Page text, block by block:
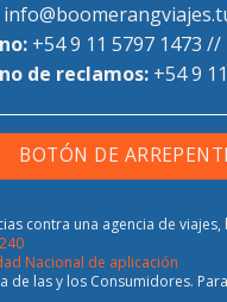
+54 9 11 5797 1473 //
de reclamos: +54 9
BOTÓN DE
contra una agencia de viajes,
Nacional de aplicación
de las y los Consumidores.